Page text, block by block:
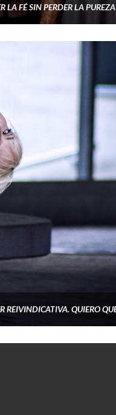
LA FÉ SIN PERDER LA PUREZA